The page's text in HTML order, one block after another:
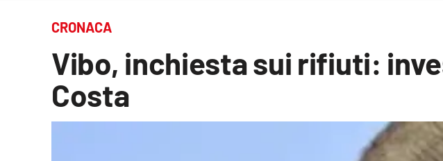
Economia e lavoroCRONACA
Vibo, inchiesta sui rifiuti:
Costa